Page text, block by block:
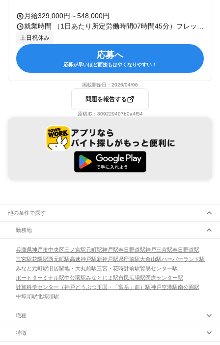
月給329,000円～548,000円
土日祝休み
応募へ
応募が早いほど面接もはやくなりやすい！
掲載開始日： 2026/04/06
問題を報告する
原稿ID： 809229407b0a4f54
他の条件で探す
勤務地
兵庫県神戸市中央区三ノ宮駅元町駅神戸駅春日野道駅神戸三宮駅春日野道駅
三宮駅花隈駅西元町駅高速神戸駅新神戸駅県庁前駅大倉山駅ハーバーランド駅
みなと元町駅 旧居留地・大丸前駅三宮・花時計前駅貿易センター駅
ポートターミナル駅中公園駅みなとじま駅市民広場駅 医療センター駅
計算科学センター（神戸どうぶつ王国・「富岳」前）駅神戸空港駅南公園駅
中埠頭駅北埠頭駅
職種
特徴